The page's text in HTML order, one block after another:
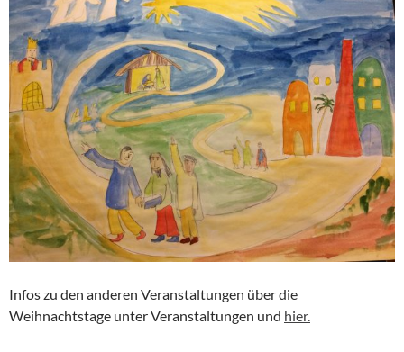
Infos zu den anderen Veranstaltungen über die
Weihnachtstage unter Veranstaltungen und hier.